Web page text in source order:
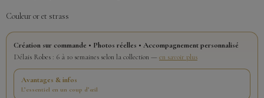
Couleur or et strass
Création sur commande • Photos réelles • Accompagnement personnalisé
Délais Robes : 6 à 10 semaines selon la collection — en savoir plus
Avantages & infos
L’essentiel en un coup d’œil